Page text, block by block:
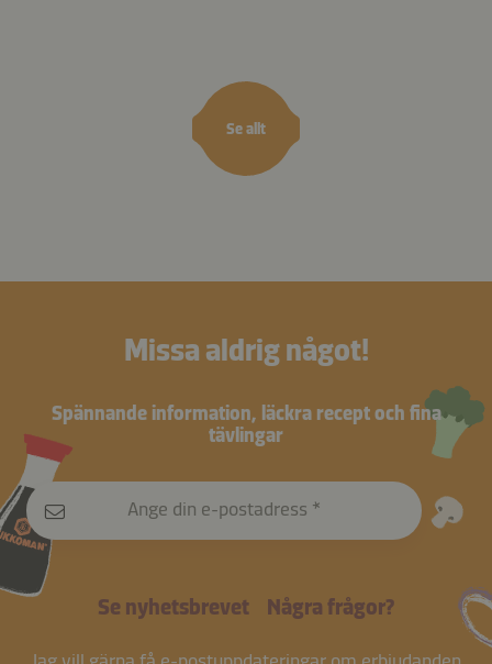
Se allt
Missa aldrig något!
Spännande information, läckra recept och fina
tävlingar
Ange din e-postadress
Se nyhetsbrevet Några frågor?